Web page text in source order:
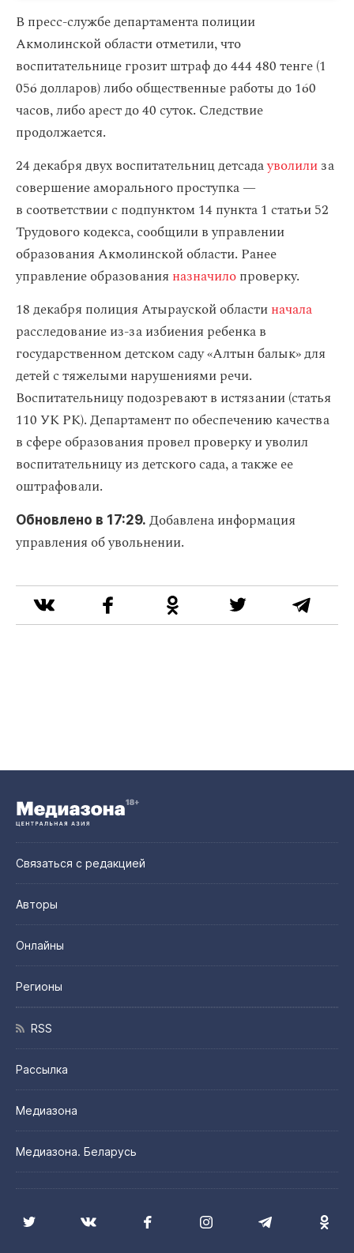
В пресс-службе департамента полиции
Акмолинской области отметили, что
воспитательнице грозит штраф до 444 480 тенге (1
056 долларов) либо общественные работы до 160
часов, либо арест до 40 суток. Следствие
продолжается.
24 декабря двух воспитательниц детсадауволилиза
совершение аморального проступка —
в соответствии с подпунктом 14 пункта 1 статьи 52
Трудового кодекса, сообщили в управлении
образования Акмолинской области. Ранее
управление образования назначилопроверку.
18 декабря полиция Атырауской областиначала
расследование из-за избиения ребенка в
государственном детском саду «Алтын балык» для
детей с тяжелыми нарушениями речи.
Воспитательницу подозревают в истязании (статья
110 УК РК). Департамент по обеспечению качества
в сфере образования провел проверку и уволил
воспитательницу из детского сада, а также ее
оштрафовали.
Обновлено в 17:29. Добавлена информация
управления об увольнении.
Связаться с редакцией
Авторы
Онлайны
Регионы
RSS
Рассылка
Медиазона
Медиазона. Беларусь